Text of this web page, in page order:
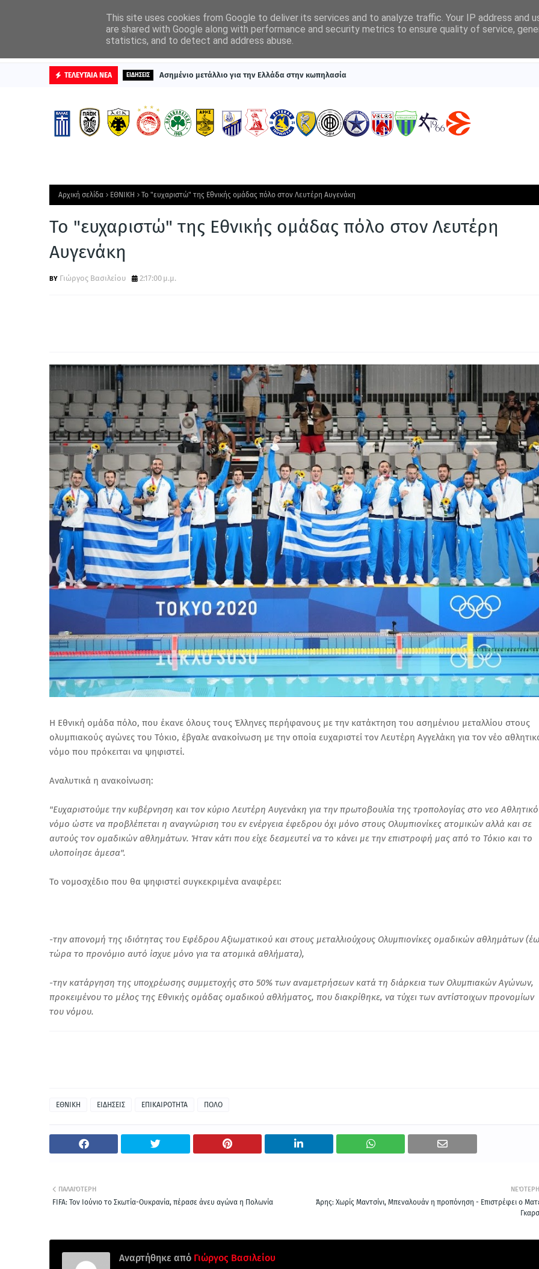
ΒΑΘΜΟΛΟΓΙΕΣ ΠΡΩΤΟΣΕΛΙΔΑ
ΤΕΛΕΥΤΑΙΑ ΝΕΑ ΕΙΔΗΣΕΙΣ Ασημένιο μετάλλιο για την Ελλάδα στην κωπηλασία
Αρχική σελίδα ΕΘΝΙΚΗ Το "ευχαριστώ" της Εθνικής ομάδας πόλο στον Λευτέρη Αυγενάκη
Το "ευχαριστώ" της Εθνικής ομάδας πόλο στον Λευτέρη
Αυγενάκη
Γιώργος Βασιλείου 2:17:00 μ.μ.
Η Εθνική ομάδα πόλο, που έκανε όλους τους Έλληνες περήφανους με την κατάκτηση του ασημένιου μεταλλίου στους
ολυμπιακούς αγώνες του Τόκιο, έβγαλε ανακοίνωση με την οποία ευχαριστεί τον Λευτέρη Αγγελάκη για τον νέο
νόμο που πρόκειται να ψηφιστεί.
Αναλυτικά η ανακοίνωση:
"Ευχαριστούμε την κυβέρνηση και τον κύριο Λευτέρη Αυγενάκη για την πρωτοβουλία της τροπολογίας στο νεο Αθλητικό
νόμο ώστε να προβλέπεται η αναγνώριση του εν ενέργεια έφεδρου όχι μόνο στους Ολυμπιονίκες ατομικών αλλά και σε
αυτούς τον ομαδικών αθλημάτων. Ήταν κάτι που είχε δεσμευτεί να το κάνει με την επιστροφή μας από το Τόκιο και το
υλοποίησε άμεσα".
Το νομοσχέδιο που θα ψηφιστεί συγκεκριμένα αναφέρει:
-την απονομή της ιδιότητας του Εφέδρου Αξιωματικού και στους μεταλλιούχους Ολυμπιονίκες ομαδικών αθλημάτων
τώρα το προνόμιο αυτό ίσχυε μόνο για τα ατομικά αθλήματα),
-την κατάργηση της υποχρέωσης συμμετοχής στο 50% των αναμετρήσεων κατά τη διάρκεια των Ολυμπιακών Αγώνων,
προκειμένου το μέλος της Εθνικής ομάδας ομαδικού αθλήματος, που διακρίθηκε, να τύχει των αντίστοιχων προνομίων
του νόμου.
ΕΘΝΙΚΗ ΕΙΔΗΣΕΙΣ ΕΠΙΚΑΙΡΟΤΗΤΑ ΠΟΛΟ
ΝΕΌΤΕΡΗ
Άρης: Χωρίς Μαντσίνι, Μπεναλουάν η προπόνηση - Επιστρέφει ο
ΠΑΛΑΙΌΤΕΡΗ
FIFA: Τον Ιούνιο το Σκωτία-Ουκρανία, πέρασε άνευ αγώνα η Πολωνία
Αναρτήθηκε από Γιώργος Βασιλείου
This site uses cookies from Google to deliver its services and to analyze traffic. Your IP address and
are shared with Google along with performance and security metrics to ensure quality of service,
statistics, and to detect and address abuse.